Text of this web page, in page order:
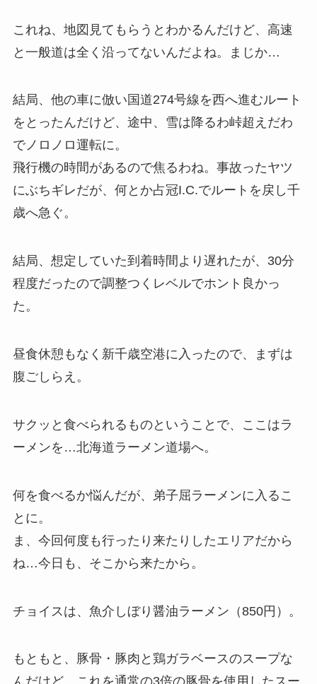
これね、地図見てもらうとわかるんだけど、高速
と一般道は全く沿ってないんだよね。まじか…
結局、他の車に倣い国道274号線を西へ進むルート
をとったんだけど、途中、雪は降るわ峠超えだわ
でノロノロ運転に。
飛行機の時間があるので焦るわね。事故ったヤツ
にぶちギレだが、何とか占冠I.C.でルートを戻し千
歳へ急ぐ。
結局、想定していた到着時間より遅れたが、30分
程度だったので調整つくレベルでホント良かっ
た。
昼食休憩もなく新千歳空港に入ったので、まずは
腹ごしらえ。
サクッと食べられるものということで、ここはラ
ーメンを…北海道ラーメン道場へ。
何を食べるか悩んだが、弟子屈ラーメンに入るこ
とに。
ま、今回何度も行ったり来たりしたエリアだから
ね…今日も、そこから来たから。
チョイスは、魚介しぼり醤油ラーメン（850円）。
もともと、豚骨・豚肉と鶏ガラベースのスープな